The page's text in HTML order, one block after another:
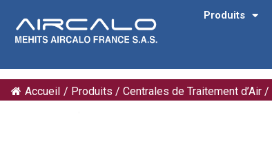
Produits
Accueil / Produits / Centrales de Traitement d’Air /